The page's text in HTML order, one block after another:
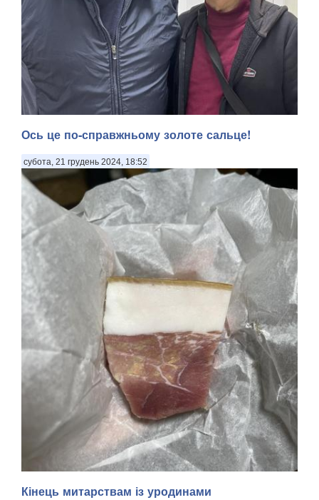
Журналістськими стежками-дорогами. ВИСОКА ЖИТТЄВА
МАРКА ПОЛКОВНИКА МУЛЯРА. Не відкриватиму усіх
деталей наших загальних суттєвих обставин, але із цим
добродієм, що зображений на світлині поруч зі мною, ми
зустрілися місяць тому в черзі на очікування ме...
Ось це по-справжньому золоте сальце!
субота, 21 грудень 2024, 18:52
Кінець митарствам із уродинами